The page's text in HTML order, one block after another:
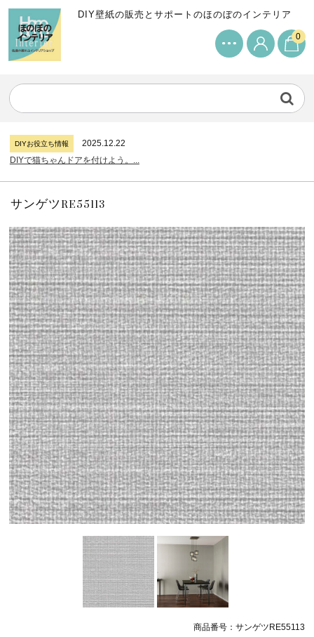
DIY壁紙の販売とサポートのほのぼのインテリア
0
DIYお役立ち情報
サンゲツリザーブの壁紙について...
糊付け壁紙のポイントについて...
DIYお役立ち情報
2025.12.22
DIYお役立ち情報
2024.7.11
サンゲツリザーブの壁紙について...
DIYお役立ち情報
2025.12.22
DIYで猫ちゃんドアを付けよう。...
DIYお役立ち情報
2024.7.11
サンゲツリザーブの壁紙について...
サンゲツRE55113
商品番号：サンゲツRE55113